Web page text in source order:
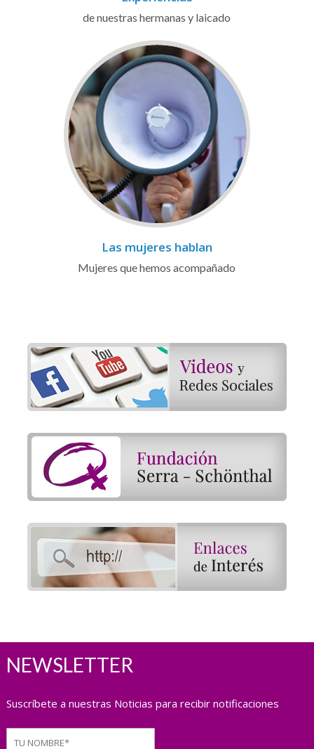
de nuestras hermanas y laicado
Las mujeres hablan
Mujeres que hemos acompañado
NEWSLETTER
Suscríbete a nuestras Noticias para recibir notificaciones